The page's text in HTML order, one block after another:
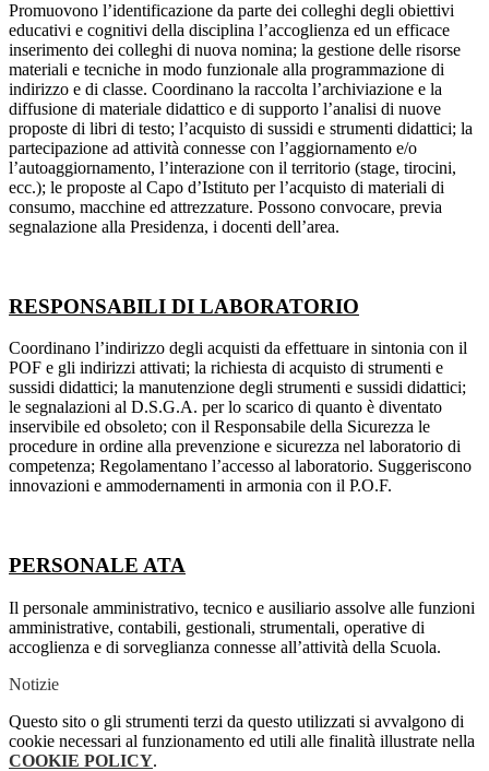
Promuovono l’identificazione da parte dei colleghi degli obiettivi
educativi e cognitivi della disciplina l’accoglienza ed un efficace
inserimento dei colleghi di nuova nomina; la gestione delle risorse
materiali e tecniche in modo funzionale alla programmazione di
indirizzo e di classe. Coordinano la raccolta l’archiviazione e la
diffusione di materiale didattico e di supporto l’analisi di nuove
proposte di libri di testo; l’acquisto di sussidi e strumenti didattici; la
partecipazione ad attività connesse con l’aggiornamento e/o
l’autoaggiornamento, l’interazione con il territorio (stage, tirocini,
ecc.); le proposte al Capo d’Istituto per l’acquisto di materiali di
consumo, macchine ed attrezzature. Possono convocare, previa
segnalazione alla Presidenza, i docenti dell’area.
RESPONSABILI DI LABORATORIO
Coordinano l’indirizzo degli acquisti da effettuare in sintonia con il
POF e gli indirizzi attivati; la richiesta di acquisto di strumenti e
sussidi didattici; la manutenzione degli strumenti e sussidi didattici;
le segnalazioni al D.S.G.A. per lo scarico di quanto è diventato
inservibile ed obsoleto; con il Responsabile della Sicurezza le
procedure in ordine alla prevenzione e sicurezza nel laboratorio di
competenza; Regolamentano l’accesso al laboratorio. Suggeriscono
innovazioni e ammodernamenti in armonia con il P.O.F.
PERSONALE ATA
Il personale amministrativo, tecnico e ausiliario assolve alle funzioni
amministrative, contabili, gestionali, strumentali, operative di
accoglienza e di sorveglianza connesse all’attività della Scuola.
Notizie
Questo sito o gli strumenti terzi da questo utilizzati si avvalgono di
cookie necessari al funzionamento ed utili alle finalità illustrate nella
COOKIE POLICY.